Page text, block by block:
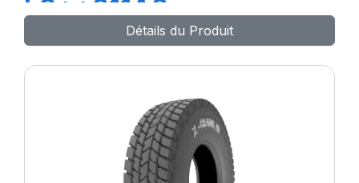
L3**211A2
Détails du Produit